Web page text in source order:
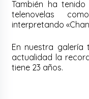
También ha
telenovelas
interpretando
En nuestra galería
actualidad la
tiene 23 años.